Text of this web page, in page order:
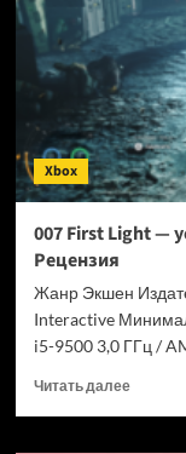
защиту
—
и
грузит
в
шесть
Xbox
007 First Light —
Рецензия
Жанр Экшен
Interactive
i5-9500 3,0 ГГц /
Читать далее